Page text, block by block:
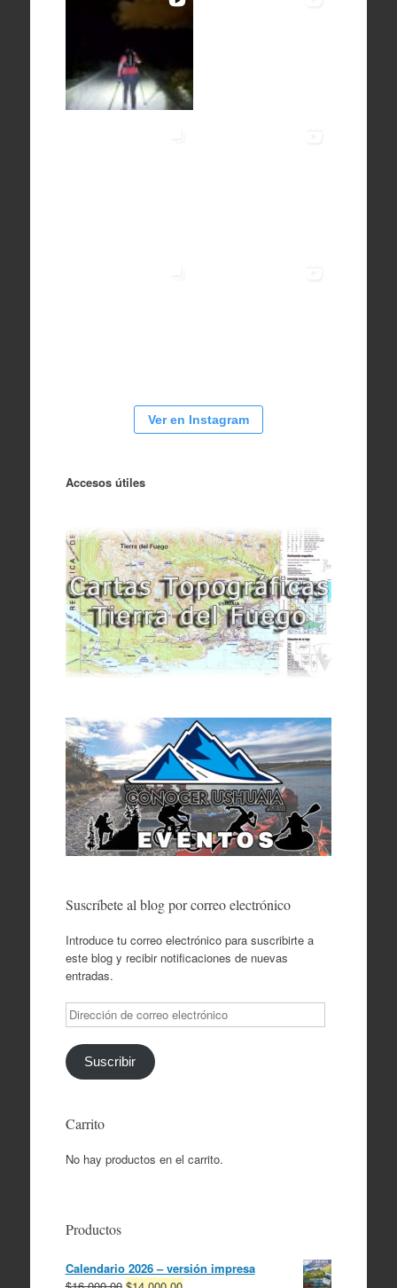
Ver en Instagram
Accesos útiles
Suscríbete al blog por correo electrónico
Introduce tu correo electrónico para suscribirte a
este blog y recibir notificaciones de nuevas
entradas.
Dirección
de
correo
electrónico
Suscribir
Carrito
No hay productos en el carrito.
Productos
Calendario 2026 – versión impresa